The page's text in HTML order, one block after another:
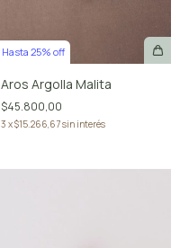
Hasta 25% off
Aros Argolla Malita
$45.800,00
3 x$15.266,67sin interés